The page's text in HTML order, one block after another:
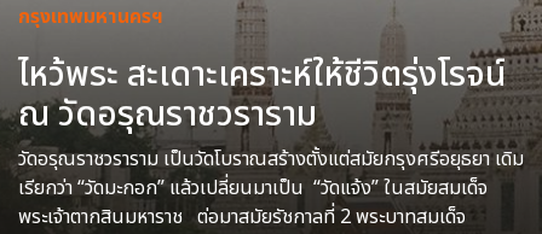
กรุงเทพมหานครฯ
ไหว้พระ สะเดาะเคราะห์ให้ชีวิตรุ่งโรจน์
ณ วัดอรุณราชวราราม
วัดอรุณราชวราราม เป็นวัดโบราณสร้างตั้งแต่สมัยกรุงศรีอยุธยา เดิม
เรียกว่า “วัดมะกอก” แล้วเปลี่ยนมาเป็น “วัดแจ้ง” ในสมัยสมเด็จ
พระเจ้าตากสินมหาราช ต่อมาสมัยรัชกาลที่ 2 พระบาทสมเด็จ